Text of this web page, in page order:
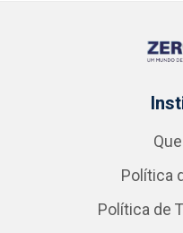
Política
Política de